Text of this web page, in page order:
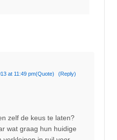
at 11:49 pm(Quote) (Reply)
zelf de keus te laten?
wat graag hun huidige